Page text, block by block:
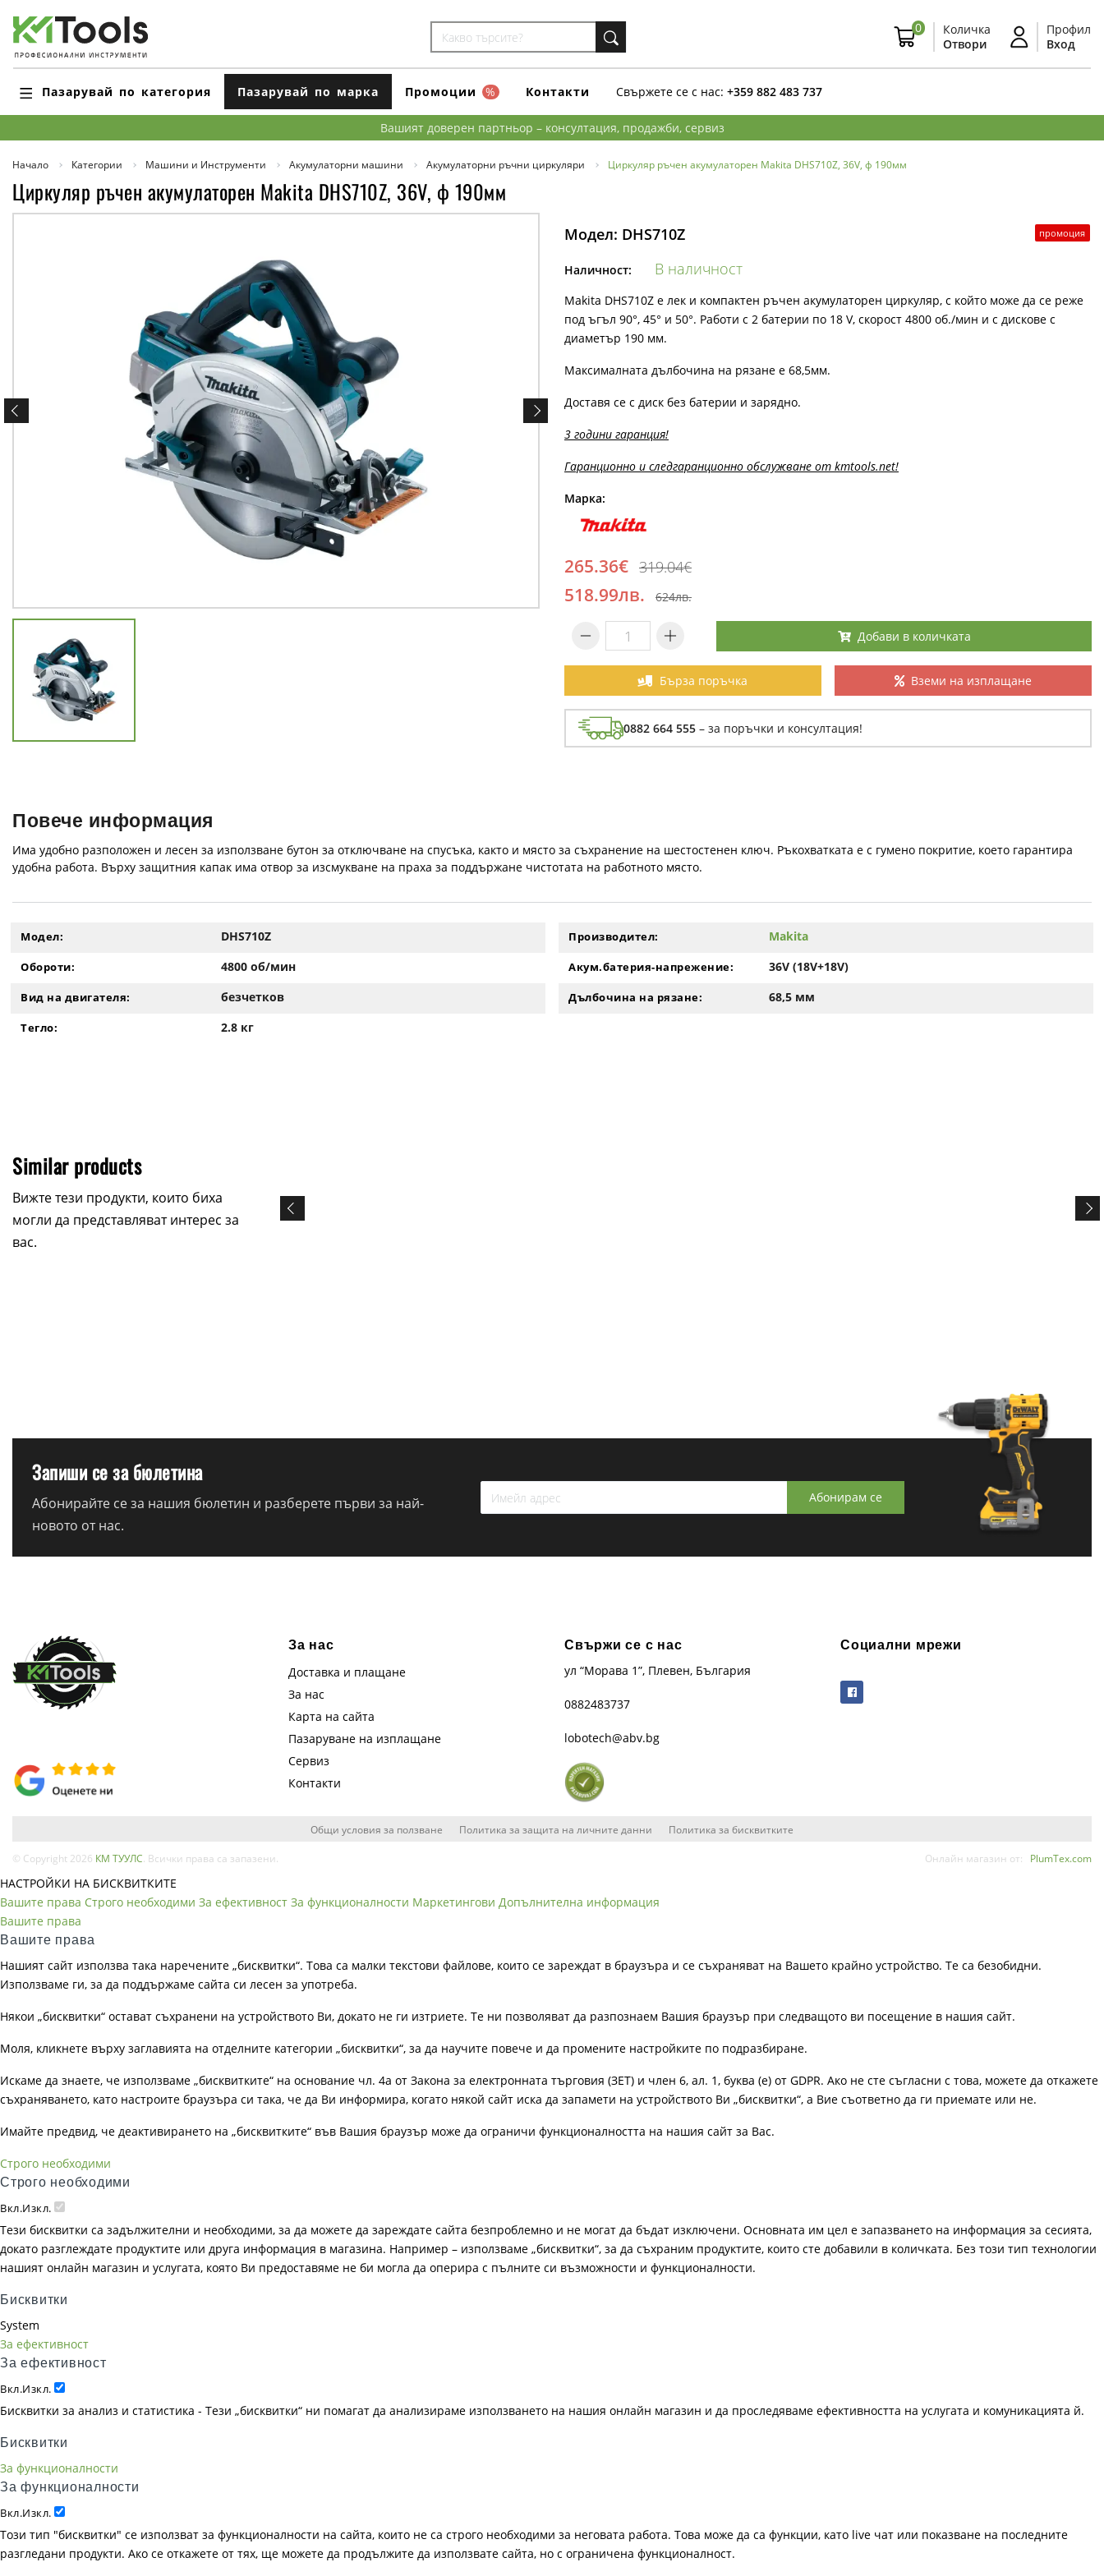
0
Количка
Отвори
Профил
Вход
Пазарувай по категория Пазарувай по марка Промоции % Контакти Свържете се с нас: +359 882 483 737
Вашият доверен партньор – консултация, продажби, сервиз
Начало Категории Машини и Инструменти Акумулаторни машини Акумулаторни ръчни циркуляри Циркуляр ръчен акумулаторен Makita DHS710Z, 36V, ф 190мм
Циркуляр ръчен акумулаторен Makita DHS710Z, 36V, ф 190мм
промоция
Модел: DHS710Z
Наличност: В наличност
Makita DHS710Z е лек и компактен ръчен акумулаторен циркуляр, с който може да се реже
под ъгъл 90°, 45° и 50°. Работи с 2 батерии по 18 V, скорост 4800 об./мин и с дискове с
диаметър 190 мм.
Максималната дълбочина на рязане е 68,5мм.
Доставя се с диск без батерии и зарядно.
3 години гаранция!
Гаранционно и следгаранционно обслужване от kmtools.net!
Марка:
265.36€ 319.04€
518.99лв. 624лв.
Добави в количката
Бърза поръчка Вземи на изплащане
0882 664 555 – за поръчки и консултация!
Повече информация
Има удобно разположен и лесен за използване бутон за отключване на спусъка, както и място за съхранение на шестостенен ключ. Ръкохватката е с гумено покритие, което гарантира
удобна работа. Върху защитния капак има отвор за изсмукване на праха за поддържане чистотата на работното място.
Модел: DHS710Z Производител: Makita
Обороти: 4800 об/мин Акум.батерия-напрежение: 36V (18V+18V)
Вид на двигателя: безчетков Дълбочина на рязане: 68,5 мм
Тегло: 2.8 кг
Similar products
Вижте тези продукти, които биха
могли да представляват интерес за
вас.
Запиши се за бюлетина
Абонирайте се за нашия бюлетин и разберете първи за най-
новото от нас.
Абонирам се
За нас
Доставка и плащане
За нас
Карта на сайта
Пазаруване на изплащане
Сервиз
Контакти
Свържи се с нас
ул “Морава 1”, Плевен, България
0882483737
lobotech@abv.bg
Социални мрежи
Общи условия за ползване Политика за защита на личните данни Политика за бисквитките
© Copyright 2026 КМ ТУУЛС . Всички права са запазени. Онлайн магазин от: PlumTex.com
НАСТРОЙКИ НА БИСКВИТКИТЕ
Вашите права Строго необходими За ефективност За функционалности Маркетингови Допълнителна информация
Вашите права
Вашите права
Нашият сайт използва така наречените „бисквитки“. Това са малки текстови файлове, които се зареждат в браузъра и се съхраняват на Вашето крайно устройство. Те са безобидни.
Използваме ги, за да поддържаме сайта си лесен за употреба.
Някои „бисквитки“ остават съхранени на устройството Ви, докато не ги изтриете. Те ни позволяват да разпознаем Вашия браузър при следващото ви посещение в нашия сайт.
Моля, кликнете върху заглавията на отделните категории „бисквитки“, за да научите повече и да промените настройките по подразбиране.
Искаме да знаете, че използваме „бисквитките“ на основание чл. 4а от Закона за електронната търговия (ЗЕТ) и член 6, ал. 1, буква (е) от GDPR. Ако не сте съгласни с това, можете да откажете
съхраняването, като настроите браузъра си така, че да Ви информира, когато някой сайт иска да запамети на устройството Ви „бисквитки“, а Вие съответно да ги приемате или не.
Имайте предвид, че деактивирането на „бисквитките“ във Вашия браузър може да ограничи функционалността на нашия сайт за Вас.
Строго необходими
Строго необходими
Вкл.Изкл.
Тези бисквитки са задължителни и необходими, за да можете да зареждате сайта безпроблемно и не могат да бъдат изключени. Основната им цел е запазването на информация за сесията,
докато разглеждате продуктите или друга информация в магазина. Например – използваме „бисквитки“, за да съхраним продуктите, които сте добавили в количката. Без този тип технологии
нашият онлайн магазин и услугата, която Ви предоставяме не би могла да оперира с пълните си възможности и функционалности.
Бисквитки
System
За ефективност
За ефективност
Вкл.Изкл.
Бисквитки за анализ и статистика - Тези „бисквитки“ ни помагат да анализираме използването на нашия онлайн магазин и да проследяваме ефективността на услугата и комуникацията й.
Бисквитки
За функционалности
За функционалности
Вкл.Изкл.
Този тип "бисквитки" се използват за функционалности на сайта, които не са строго необходими за неговата работа. Това може да са функции, като live чат или показване на последните
разгледани продукти. Ако се откажете от тях, ще можете да продължите да използвате сайта, но с ограничена функционалност.